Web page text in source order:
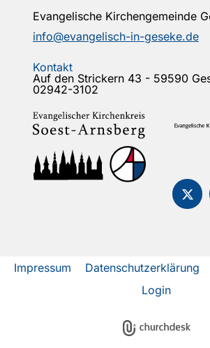
Evangelische
info@evangelisch-in-geseke.de
Kontakt
Auf den Strickern 43 - 59590
02942-3102
Impressum Datenschutzerklärung
Login